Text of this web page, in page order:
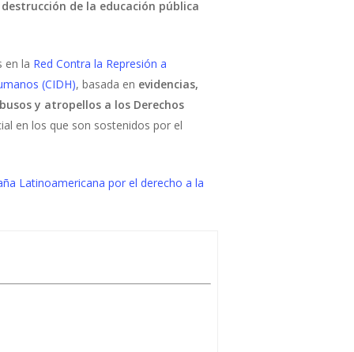
de la educación pública
en la Red Contra la Represión a
(CIDH), basada en evidencias,
y atropellos a los Derechos
en los que son sostenidos por el
Latinoamericana por el derecho a la